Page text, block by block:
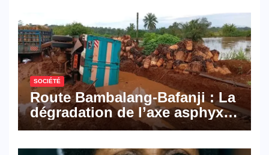
numériques made in
Cameroon
SOCIÉTÉ
Route Bambalang-Bafanji : La
dégradation de l’axe asphyxie
les activités économiques